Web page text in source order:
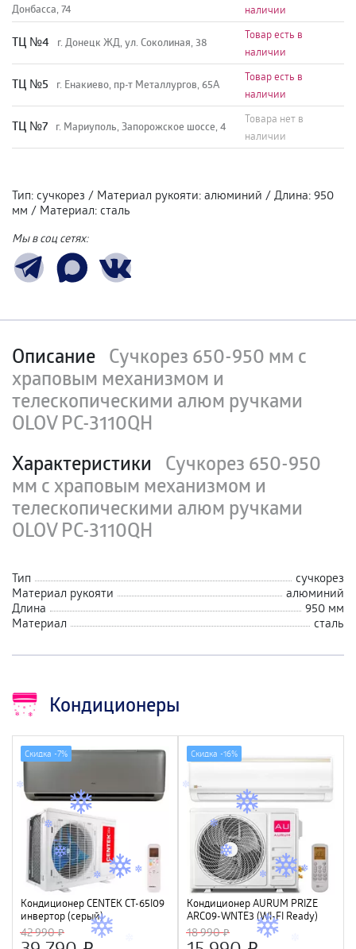
Донбасса, 74
наличии
TЦ №4 г. Донецк ЖД, ул. Соколиная, 38
Товар есть в
наличии
TЦ №5 г. Енакиево, пр-т Металлургов, 65А
Товар есть в
наличии
ТЦ №7 г. Мариуполь, Запорожское шоссе, 4
Товара нет в
наличии
Тип: сучкорез / Материал рукояти: алюминий / Длина: 950
мм / Материал: сталь
Мы в соц сетях:
Описание Сучкорез 650-950 мм с
храповым механизмом и
телескопическими алюм ручками
OLOV PC-3110QH
Характеристики
Сучкорез 650-950
мм с храповым механизмом и
телескопическими алюм ручками
OLOV PC-3110QH
Тип
сучкорез
Материал рукояти
алюминий
Длина
950 мм
Материал
сталь
Кондиционеры
Кондиционер CENTEK CT-65I09
инвертор (серый)
(2840/2920W) 4D, 4 фильтра,
УФ лампа, R32, A++
42 990
Скидка -7%
Кондиционер AURUM PRIZE
ARC09-WNTE3 (WI-FI Ready)
18 990
Скидка -16%